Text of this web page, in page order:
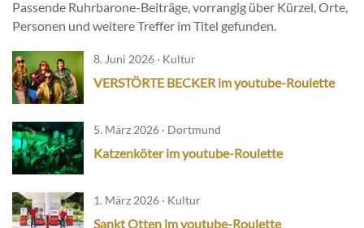
Passende Ruhrbarone-Beiträge, vorrangig über Kürzel, Orte,
Personen und weitere Treffer im Titel gefunden.
8. Juni 2026 · Kultur
VERSTÖRTE BECKER im youtube-Roulette
5. März 2026 · Dortmund
Katzenköter im youtube-Roulette
1. März 2026 · Kultur
Sankt Otten im youtube-Roulette